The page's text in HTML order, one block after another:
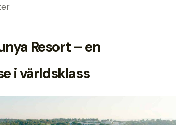
Resort – en
i världsklass